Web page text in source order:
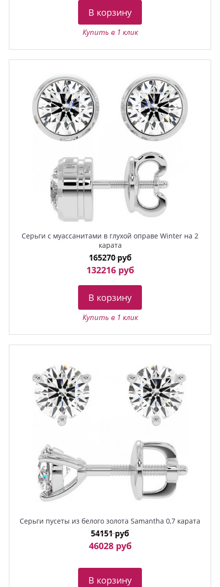
В корзину
Купить в 1 клик
Серьги с муассанитами в глухой оправе Winter на 2
карата
165270 руб
132216 руб
В корзину
Купить в 1 клик
Серьги пусеты из белого золота Samantha 0,7 карата
54151 руб
46028 руб
В корзину